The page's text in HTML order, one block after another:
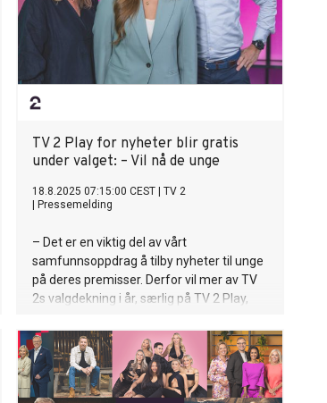
TV 2 Play for nyheter blir gratis
under valget: – Vil nå de unge
18.8.2025 07:15:00 CEST
TV 2
Pressemelding
– Det er en viktig del av vårt
samfunnsoppdrag å tilby nyheter til unge
på deres premisser. Derfor vil mer av TV
2s valgdekning i år, særlig på TV 2 Play,
debattprogram «Versus». I forbindelse
med stortingsvalget har vi i tillegg valgt å
ta kostnaden ved å gjøre TV 2 Play for
nyheter gratis for alle, sier sjefredaktør og